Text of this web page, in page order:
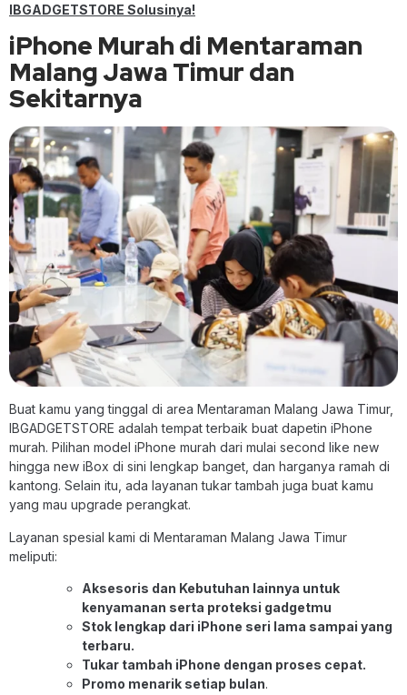
IBGADGETSTORE Solusinya!
iPhone Murah di Mentaraman
Malang Jawa Timur dan
Sekitarnya
Buat kamu yang tinggal di area Mentaraman Malang Jawa Timur,
IBGADGETSTORE adalah tempat terbaik buat dapetin iPhone
murah. Pilihan model iPhone murah dari mulai second like new
hingga new iBox di sini lengkap banget, dan harganya ramah di
kantong. Selain itu, ada layanan tukar tambah juga buat kamu
yang mau upgrade perangkat.
Layanan spesial kami di Mentaraman Malang Jawa Timur
meliputi:
Aksesoris dan Kebutuhan lainnya untuk
kenyamanan serta proteksi gadgetmu
Stok lengkap dari iPhone seri lama sampai yang
terbaru.
Tukar tambah iPhone dengan proses cepat.
Promo menarik setiap bulan.